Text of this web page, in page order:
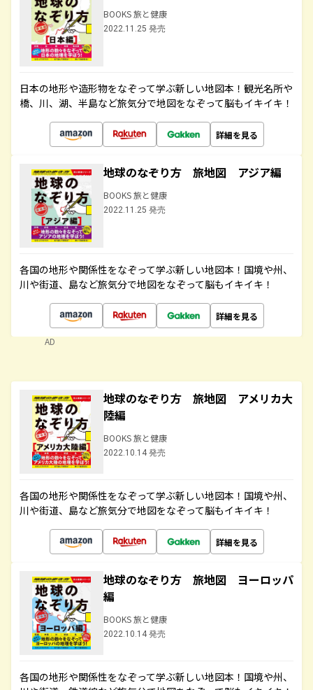
BOOKS 旅と健康
2022.11.25 発売
日本の地形や造形物をなぞって学ぶ新しい地図本！観光名所や
橋、川、湖、半島など旅気分で地図をなぞって脳もイキイキ！
詳細を見る
地球のなぞり方 旅地図 アジア編
BOOKS 旅と健康
2022.11.25 発売
各国の地形や関係性をなぞって学ぶ新しい地図本！国境や州、
川や街道、島など旅気分で地図をなぞって脳もイキイキ！
詳細を見る
AD
地球のなぞり方 旅地図 アメリカ大
陸編
BOOKS 旅と健康
2022.10.14 発売
各国の地形や関係性をなぞって学ぶ新しい地図本！国境や州、
川や街道、島など旅気分で地図をなぞって脳もイキイキ！
詳細を見る
地球のなぞり方 旅地図 ヨーロッパ
編
BOOKS 旅と健康
2022.10.14 発売
各国の地形や関係性をなぞって学ぶ新しい地図本！国境や州、